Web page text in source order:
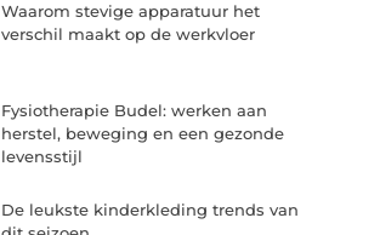
Waarom stevige apparatuur het
verschil maakt op de werkvloer
Fysiotherapie Budel: werken aan
herstel, beweging en een gezonde
levensstijl
De leukste kinderkleding trends van